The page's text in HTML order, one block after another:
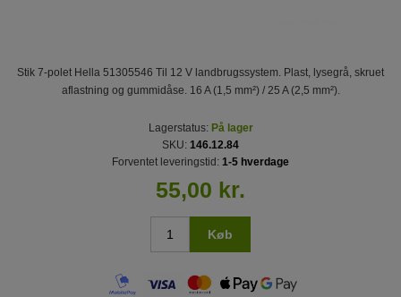
Stik 7-polet Hella 51305546 Til 12 V landbrugssystem. Plast, lysegrå, skruet
aflastning og gummidåse. 16 A (1,5 mm²) / 25 A (2,5 mm²).
Lagerstatus: På lager
SKU: 146.12.84
Forventet leveringstid: 1-5 hverdage
55,00 kr.
Køb